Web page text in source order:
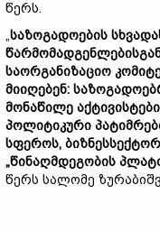
წერს.
„საზოგადოების
წარმომადგენლებისგან
საორგანიზაციო
მიიღებენ:
მონაწილე
პოლიტიკური
სფეროს,
„წინაღმდეგობის
წერს სალომე